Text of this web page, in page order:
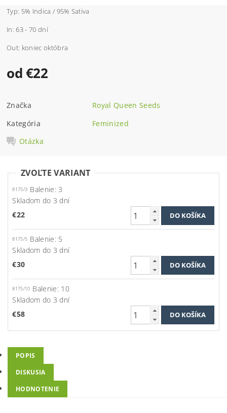
Typ: 5% Indica / 95% Sativa
In: 63 - 70 dní
Out: koniec októbra
od €22
Značka
Royal Queen Seeds
Kategória
Feminized
Otázka
ZVOĽTE VARIANT
8175/3 Balenie: 3
Skladom do 3 dní
€22
8175/5 Balenie: 5
Skladom do 3 dní
€30
8175/10 Balenie: 10
Skladom do 3 dní
€58
POPIS
DISKUSIA
HODNOTENIE